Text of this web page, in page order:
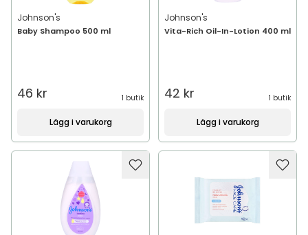
Johnson's
Baby Shampoo 500 ml
46 kr 1 butik
Lägg i varukorg
Johnson's
Vita-Rich Oil-In-Lotion 400 ml
42 kr 1 butik
Lägg i varukorg